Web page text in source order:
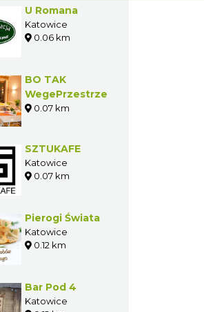
W
U Romana
Katowice
BO TAK
WegePrzestrzeń
SZTUKAFE
Katowice
Pierogi Świata